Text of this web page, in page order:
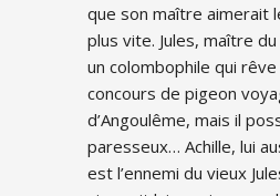
que son maître aimerait
plus vite. Jules, maître
un colombophile qui
concours de pigeon
d’Angoulême, mais il
paresseux… Achille, lui
est l’ennemi du vieux